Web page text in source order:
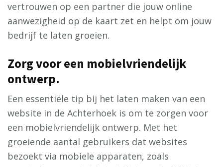
vertrouwen op een partner die jouw online
aanwezigheid op de kaart zet en helpt om jouw
bedrijf te laten groeien.
Zorg voor een mobielvriendelijk
ontwerp.
Een essentiële tip bij het laten maken van een
website in de Achterhoek is om te zorgen voor
een mobielvriendelijk ontwerp. Met het
groeiende aantal gebruikers dat websites
bezoekt via mobiele apparaten, zoals